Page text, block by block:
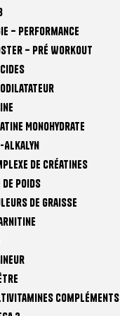
– Performance
– Pré Workout
Monohydrate
Alkalyn
De Créatines
Poids
De Graisse
Compléments